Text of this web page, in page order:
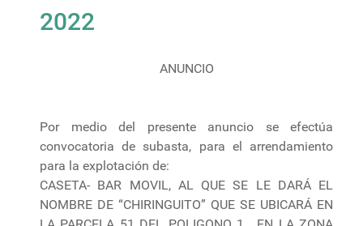
2022
ANUNCIO
Por medio del presente anuncio se efectúa
convocatoria de subasta, para el arrendamiento
para la explotación de:
CASETA- BAR MOVIL, AL QUE SE LE DARÁ EL
NOMBRE DE “CHIRINGUITO” QUE SE UBICARÁ EN